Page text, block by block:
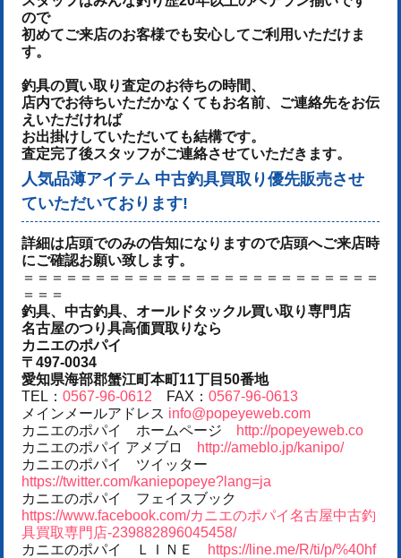
ので
初めてご来店のお客様でも安心してご利用いただけま
す。
釣具の買い取り査定のお待ちの時間、
店内でお待ちいただかなくてもお名前、ご連絡先をお伝
えいただければ
お出掛けしていただいても結構です。
査定完了後スタッフがご連絡させていただきます。
人気品薄アイテム 中古釣具買取り優先販売させ
ていただいております!
詳細は店頭でのみの告知になりますので店頭へご来店時
にご確認お願い致します。
＝＝＝＝＝＝＝＝＝＝＝＝＝＝＝＝＝＝＝＝＝＝＝＝＝
＝＝＝
釣具、中古釣具、オールドタックル買い取り専門店
名古屋のつり具高価買取りなら
カニエのポパイ
〒497-0034
愛知県海部郡蟹江町本町11丁目50番地
TEL： 0567-96-0612 FAX： 0567-96-0613
メインメールアドレス info@popeyeweb.com
カニエのポパイ ホームページ
http://popeyeweb.co
カニエのポパイ アメブロ
http://ameblo.jp/kanipo/
カニエのポパイ ツイッター
https://twitter.com/kaniepopeye?lang=ja
カニエのポパイ フェイスブック
https://www.facebook.com/カニエのポパイ名古屋中古釣
具買取専門店-239882896045458/
カニエのポパイ ＬＩＮＥ
https://line.me/R/ti/p/%40hf